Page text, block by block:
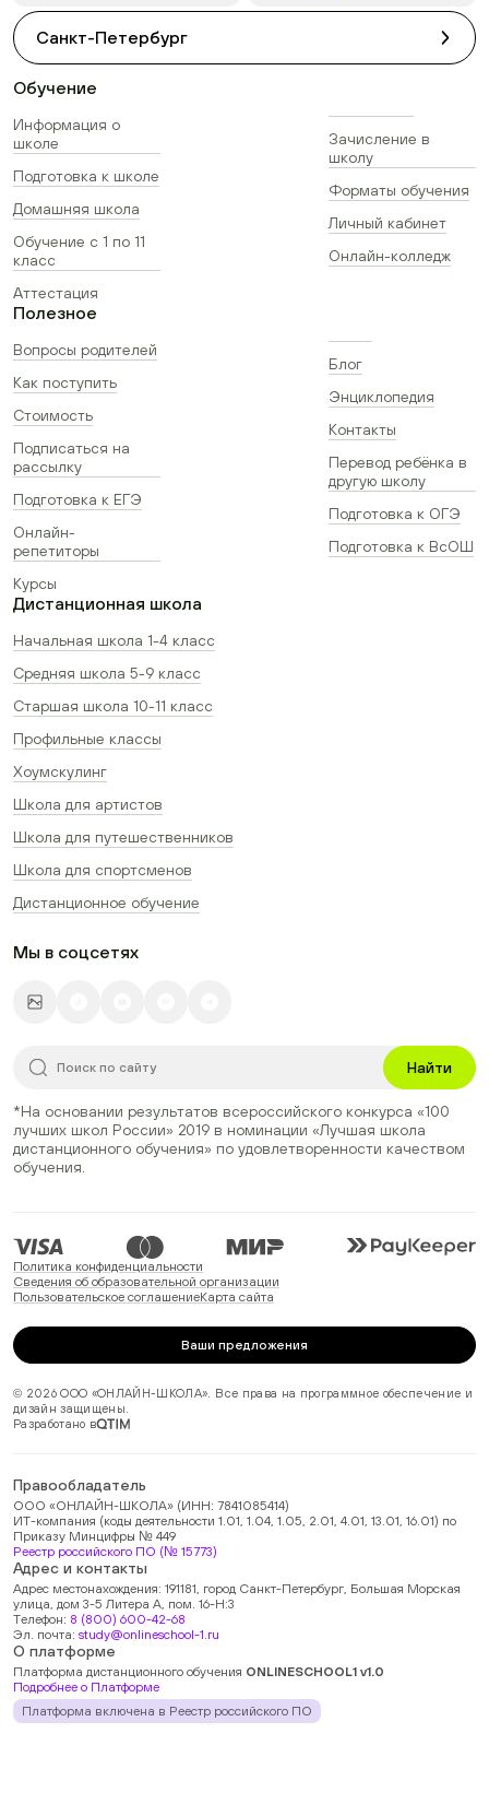
Санкт-Петербург
Обучение
Информация о
школе
Подготовка к школе
Домашняя школа
Обучение с 1 по 11
класс
Аттестация
Зачисление в
школу
Форматы обучения
Личный кабинет
Онлайн-колледж
Полезное
Вопросы родителей
Как поступить
Стоимость
Подписаться на
рассылку
Подготовка к ЕГЭ
Онлайн-
репетиторы
Курсы
Блог
Энциклопедия
Контакты
Перевод ребёнка в
другую школу
Подготовка к ОГЭ
Подготовка к ВсОШ
Дистанционная школа
Начальная школа 1-4 класс
Средняя школа 5-9 класс
Старшая школа 10-11 класс
Профильные классы
Хоумскулинг
Школа для артистов
Школа для путешественников
Школа для спортсменов
Дистанционное обучение
Мы в соцсетях
Найти
*На основании результатов всероссийского конкурса «100
лучших школ России» 2019 в номинации «Лучшая школа
дистанционного обучения» по удовлетворенности качеством
обучения.
Политика конфиденциальности
Сведения об образовательной организации
Пользовательское соглашениеКарта сайта
Ваши предложения
© 2026 ООО «ОНЛАЙН-ШКОЛА». Все права на программное обеспечение и
дизайн защищены.
Разработано в
Правообладатель
ООО «ОНЛАЙН-ШКОЛА» (ИНН: 7841085414)
ИТ-компания (коды деятельности 1.01, 1.04, 1.05, 2.01, 4.01, 13.01, 16.01) по
Приказу Минцифры № 449
Реестр российского ПО (№ 15773)
Адрес и контакты
Адрес местонахождения: 191181, город Санкт-Петербург, Большая Морская
улица, дом 3-5 Литера А, пом. 16-Н:3
Телефон: 8 (800) 600-42-68
Эл. почта: study@onlineschool-1.ru
О платформе
Платформа дистанционного обучения ONLINESCHOOL1 v1.0
Подробнее о Платформе
Платформа включена в Реестр российского ПО